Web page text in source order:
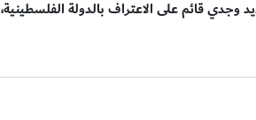
قائم على الاعتراف بالدولة الفلسطينية،